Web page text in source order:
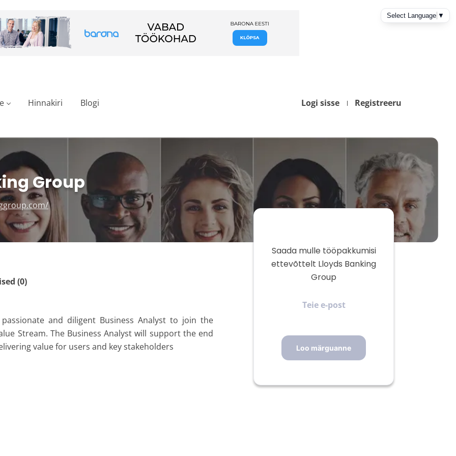
Logi sisse Registreeru
Hinnakiri Blogi
Group
(0)
and diligent Business Analyst to join the
Stream. The Business Analyst will support the end
value for users and key stakeholders
Saada mulle tööpakkumisi
ettevõttelt Lloyds Banking
Group